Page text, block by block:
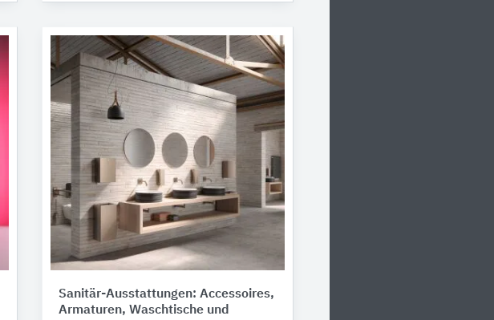
Sanitär-Ausstattungen: Accessoires,
Armaturen, Waschtische und